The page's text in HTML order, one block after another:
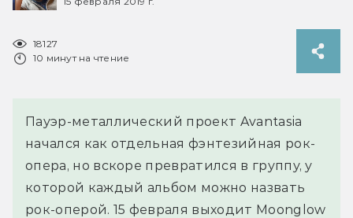
18127
10 минут на чтение
Пауэр-металлический проект Avantasia
начался как отдельная фэнтезийная рок-
опера, но вскоре превратился в группу, у
которой каждый альбом можно назвать
рок-оперой. 15 февраля выходит Moonglow